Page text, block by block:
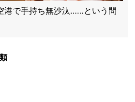
港で手持ち無沙汰……という問